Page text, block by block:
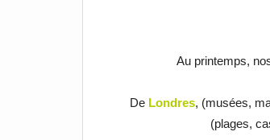
Au printemps,
De Londres, (musées,
(plages,